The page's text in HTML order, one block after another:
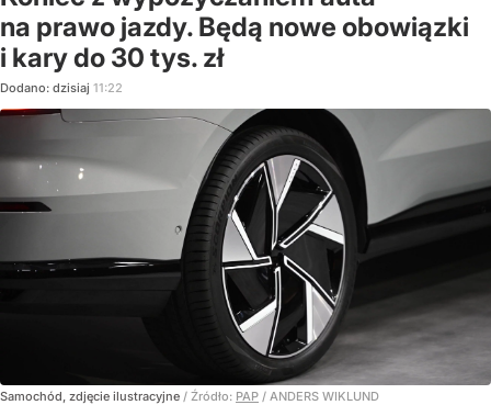
na prawo jazdy. Będą nowe obowiązki
i kary do 30 tys. zł
Dodano: dzisiaj 11:22
Samochód, zdjęcie ilustracyjne / Źródło: PAP / ANDERS WIKLUND